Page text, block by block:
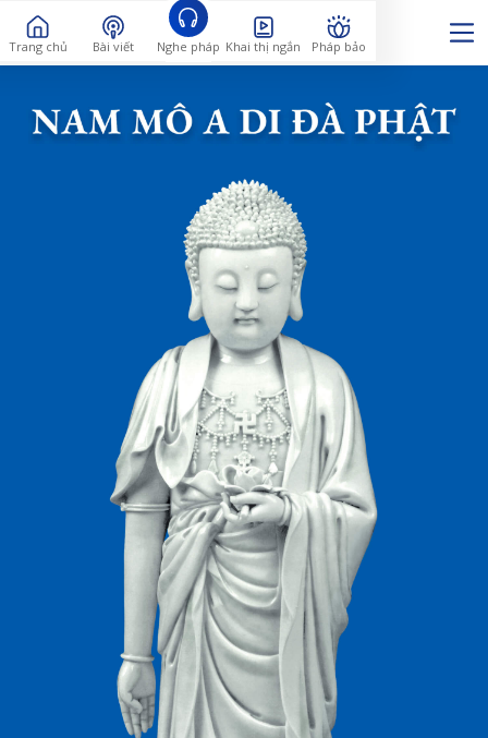
Trang chủ Bài viết Nghe pháp Khai thị ngắn Pháp bảo